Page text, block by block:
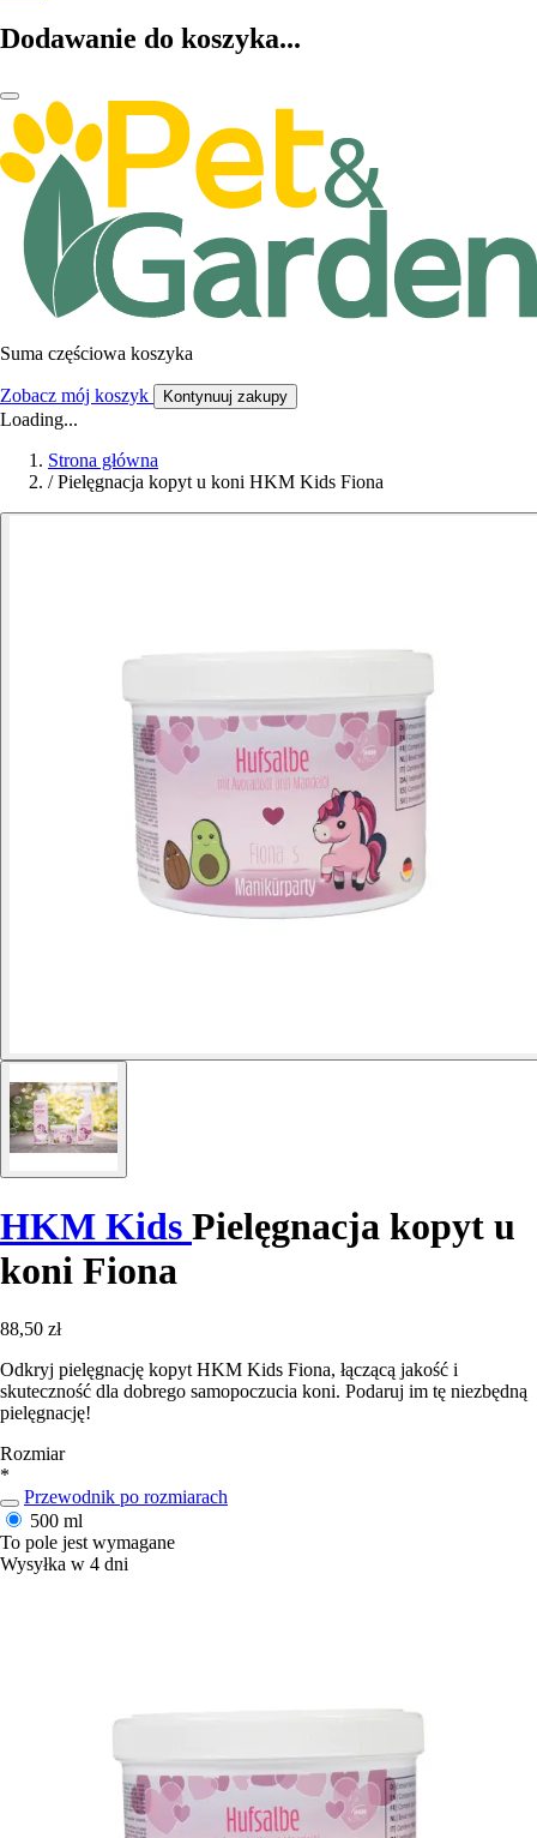
Dodawanie do koszyka...
Suma częściowa koszyka
Zobacz mój koszyk Kontynuuj zakupy
Loading...
Strona główna
/ Pielęgnacja kopyt u koni HKM Kids Fiona
HKM Kids Pielęgnacja kopyt u
koni Fiona
88,50 zł
Odkryj pielęgnację kopyt HKM Kids Fiona, łączącą jakość i
skuteczność dla dobrego samopoczucia koni. Podaruj im tę niezbędną
pielęgnację!
Rozmiar
*
Przewodnik po rozmiarach
500 ml
To pole jest wymagane
Wysyłka w 4 dni